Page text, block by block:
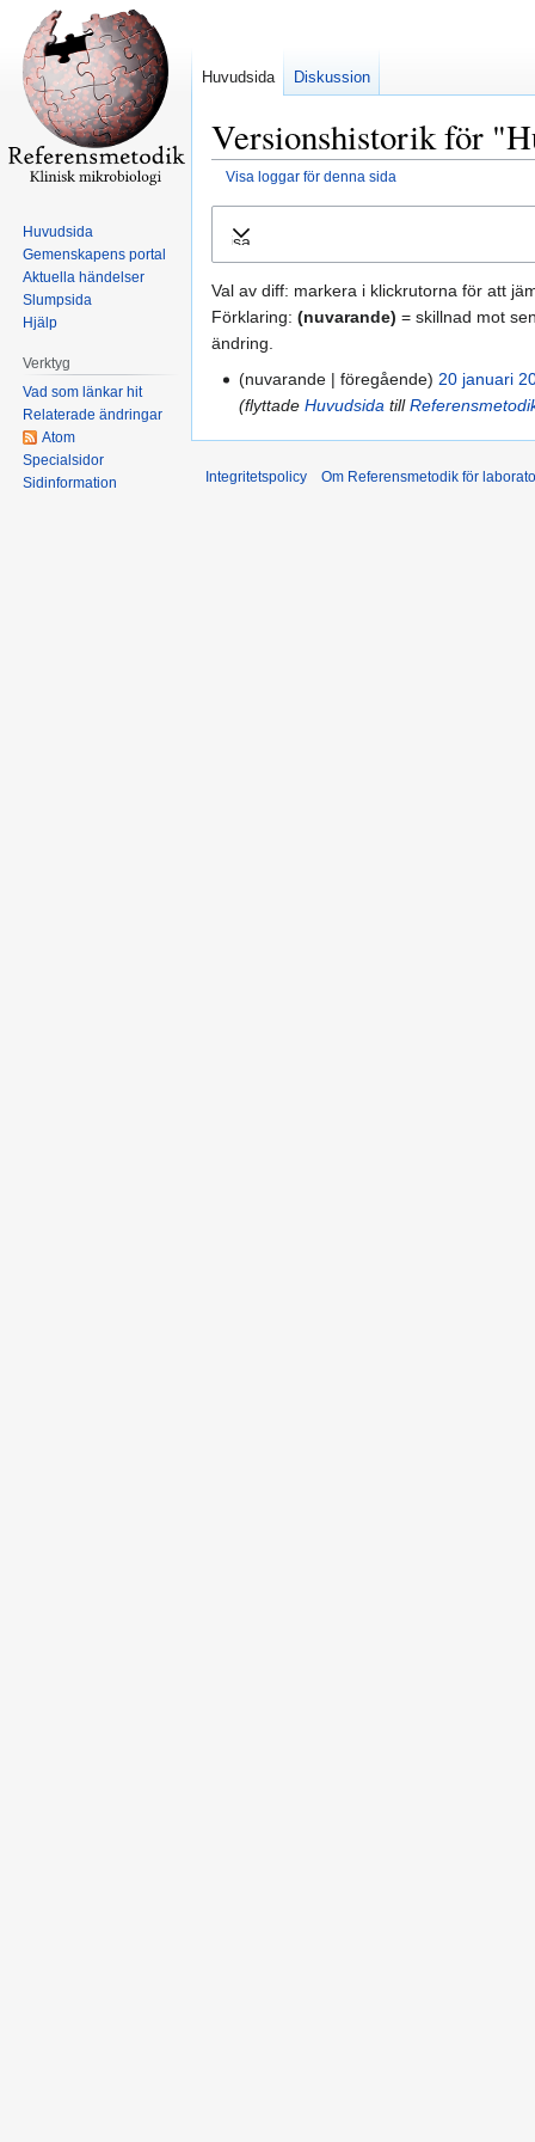
Versionshistorik för
Visa loggar för denna sida
Visa
Val av diff: markera i klickrutorna för att
Förklaring: (nuvarande) = skillnad mot
ändring.
nuvarande
föregående
20 januari
flyttadeHuvudsida till
Huvudsida Diskussion
Huvudsida
Gemenskapens portal
Aktuella händelser
Slumpsida
Hjälp
Verktyg
Vad som länkar hit
Relaterade ändringar
Atom
Specialsidor
Sidinformation
Integritetspolicy Om Referensmetodik för